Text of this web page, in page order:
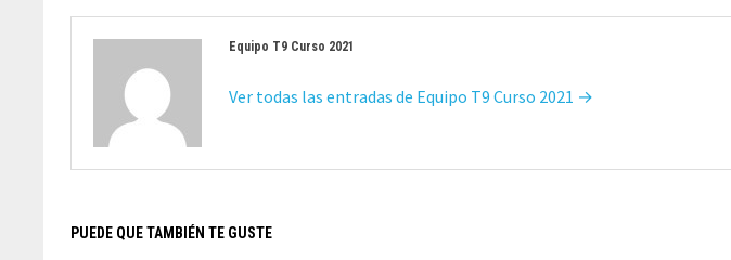
Equipo T9 Curso 2021
Ver todas las entradas de Equipo T9 Curso 2021 →
PUEDE QUE TAMBIÉN TE GUSTE